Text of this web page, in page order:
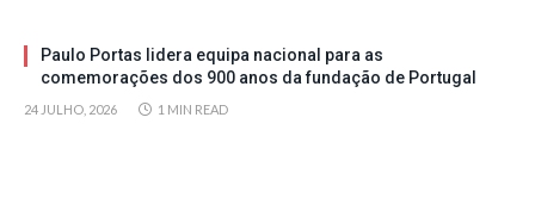
Paulo Portas lidera equipa nacional para as
comemorações dos 900 anos da fundação de Portugal
24 JULHO, 2026 1 MIN READ